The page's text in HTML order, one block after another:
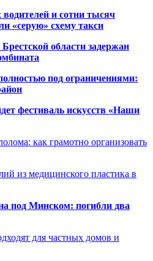
и сотни тысяч
«серую» схему такси
области задержан
под ограничениями:
фестиваль искусств «Наши
как грамотно организовать
из медицинского пластика в
под Минском: погибли два
для частных домов и